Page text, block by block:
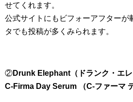
せてくれます。
公式サイトにもビフォーアフターが
タでも投稿が多くみられます。
②Drunk Elephant（ドランク・エレ
C-Firma Day Serum （C-ファーマ